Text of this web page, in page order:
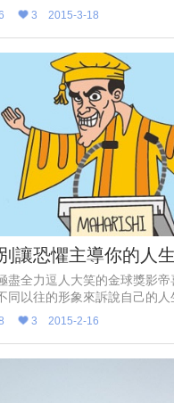
3 2015-3-18
讓恐懼主導你的人生
盡全力逗人大笑的金球獎影
同以往的形象來訴說自己的人
演員不為人知的另一面。
3 2015-2-16